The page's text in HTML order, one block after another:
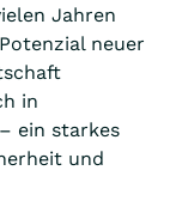
Jahren
neuer
in
ein starkes
und